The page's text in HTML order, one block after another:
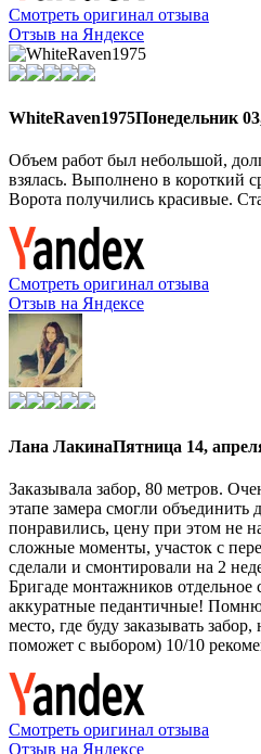
Смотреть оригинал отзыва
Отзыв на Яндексе
WhiteRaven1975Понедельник
Объем работ был небольшой,
взялась. Выполнено в короткий
Ворота получились красивые.
Смотреть оригинал отзыва
Отзыв на Яндексе
Лана ЛакинаПятница 14,
Заказывала забор, 80 метров.
этапе замера смогли объединить
понравились, цену при этом не
сложные моменты, участок с
сделали и смонтировали на 2
Бригаде монтажников
аккуратные педантичные!
место, где буду заказывать
поможет с выбором) 10/10
Смотреть оригинал отзыва
Отзыв на Яндексе